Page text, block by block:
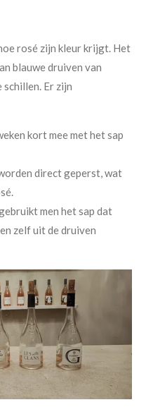
rosé zijn kleur krijgt. Het
blauwe druiven van
Er zijn
kort mee met het sap
direct geperst, wat
men het sap dat
zelf uit de druiven